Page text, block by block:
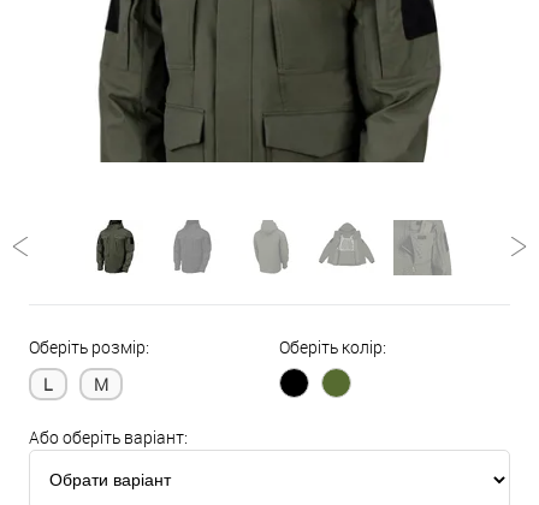
Оберіть розмір:
L
M
Оберіть колір:
Або оберіть варіант: